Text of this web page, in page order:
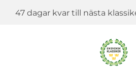
47 dagar kvar till nästa